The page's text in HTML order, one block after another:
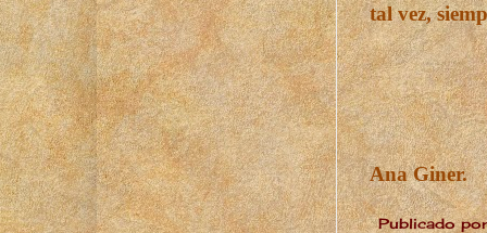
tal vez,
Ana Giner.
Publicado